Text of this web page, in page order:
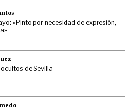
«Pinto por necesidad de expresión,
de Sevilla